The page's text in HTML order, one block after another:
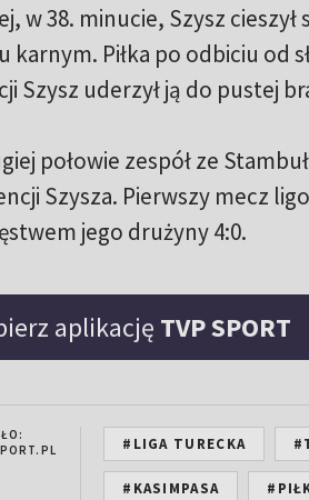
w 38. minucie, Szysz
karnym. Piłka po odbiciu od
Szysz uderzył ją do pustej
połowie zespół ze
Szysza. Pierwszy mecz
jego drużyny 4:0.
aplikację TVP SPORT
#LIGA TURECKA
#KASIMPASA